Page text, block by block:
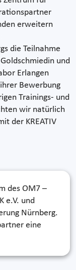
erweitern
die Teilnahme
und
Erlangen
Bewerbung
Trainings- und
wir natürlich
der KREATIV
des OM7 –
e.V. und
Nürnberg.
eine